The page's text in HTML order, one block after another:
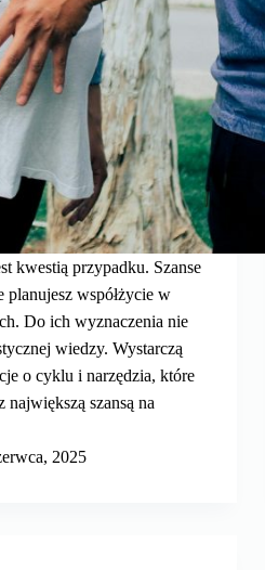
kwestią przypadku. Szanse
planujesz współżycie w
Do ich wyznaczenia nie
wiedzy. Wystarczą
o cyklu i narzędzia, które
szansą na
2025